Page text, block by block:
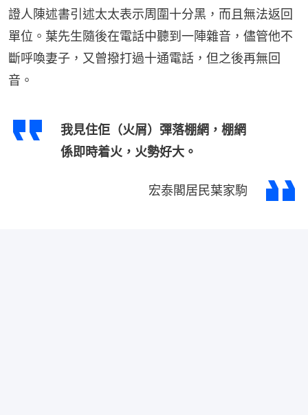
證人陳述書引述太太表示周圍十分黑，而且無法返回
單位。葉先生隨後在電話中聽到一陣雜音，儘管他不
斷呼喚妻子，又曾撥打過十通電話，但之後再無回
音。
我見住佢（火屑）彈落棚網，棚網
係即時着火，火勢好大。
宏泰閣居民葉家駒